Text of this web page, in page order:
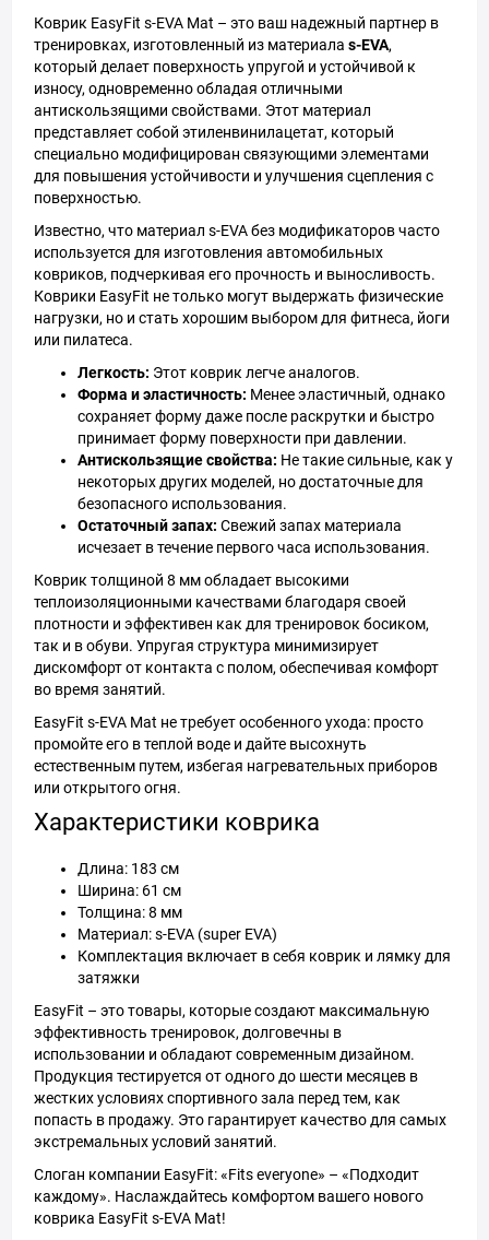
Коврик EasyFit s-EVA Mat – это ваш надежный партнер в
тренировках, изготовленный из материала s-EVA,
который делает поверхность упругой и устойчивой к
износу, одновременно обладая отличными
антискользящими свойствами. Этот материал
представляет собой этиленвинилацетат, который
специально модифицирован связующими элементами
для повышения устойчивости и улучшения сцепления с
поверхностью.
Известно, что материал s-EVA без модификаторов часто
используется для изготовления автомобильных
ковриков, подчеркивая его прочность и выносливость.
Коврики EasyFit не только могут выдержать физические
нагрузки, но и стать хорошим выбором для фитнеса, йоги
или пилатеса.
Легкость: Этот коврик легче аналогов.
Форма и эластичность: Менее эластичный, однако
сохраняет форму даже после раскрутки и быстро
принимает форму поверхности при давлении.
Антискользящие свойства: Не такие сильные, как у
некоторых других моделей, но достаточные для
безопасного использования.
Остаточный запах: Свежий запах материала
исчезает в течение первого часа использования.
Коврик толщиной 8 мм обладает высокими
теплоизоляционными качествами благодаря своей
плотности и эффективен как для тренировок босиком,
так и в обуви. Упругая структура минимизирует
дискомфорт от контакта с полом, обеспечивая комфорт
во время занятий.
EasyFit s-EVA Mat не требует особенного ухода: просто
промойте его в теплой воде и дайте высохнуть
естественным путем, избегая нагревательных приборов
или открытого огня.
Характеристики коврика
Длина: 183 см
Ширина: 61 см
Толщина: 8 мм
Материал: s-EVA (super EVA)
Комплектация включает в себя коврик и лямку для
затяжки
EasyFit – это товары, которые создают максимальную
эффективность тренировок, долговечны в
использовании и обладают современным дизайном.
Продукция тестируется от одного до шести месяцев в
жестких условиях спортивного зала перед тем, как
попасть в продажу. Это гарантирует качество для самых
экстремальных условий занятий.
Слоган компании EasyFit: «Fits everyone» – «Подходит
каждому». Наслаждайтесь комфортом вашего нового
коврика EasyFit s-EVA Mat!